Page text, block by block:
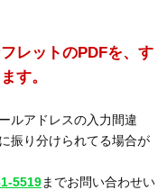
レットのPDFを、す
す。
ルアドレスの入力間違
振り分けられてる場合が
5519までお問い合わせい